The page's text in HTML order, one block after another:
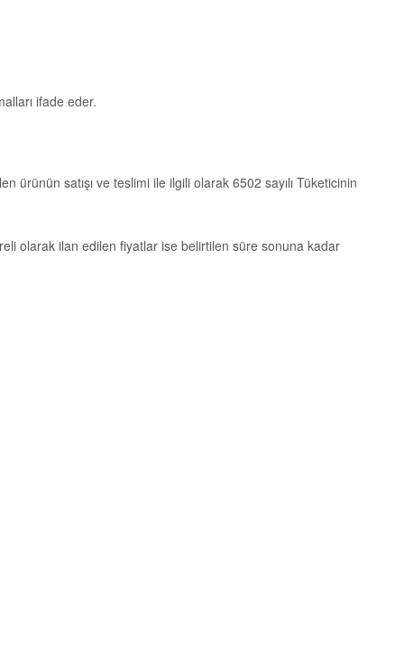
ifade eder.
ürünün satışı ve teslimi ile ilgili olarak 6502 sayılı Tüketicinin
olarak ilan edilen fiyatlar ise belirtilen süre sonuna kadar